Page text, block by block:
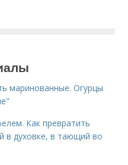
маринованные. Огурцы
Как превратить
в духовке, в тающий во